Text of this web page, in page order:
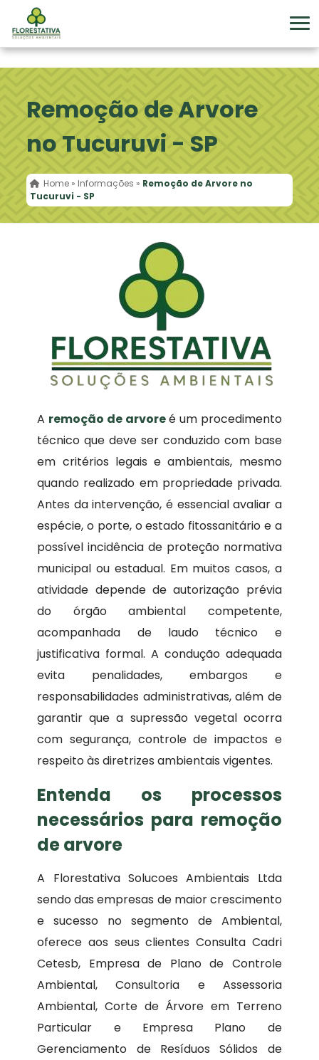
Remoção de Arvore
no Tucuruvi - SP
Home » Informações » Remoção de Arvore no
Tucuruvi - SP
A remoção de arvoreé um procedimento
técnico que deve ser conduzido com base
em critérios legais e ambientais, mesmo
quando realizado em propriedade privada.
Antes da intervenção, é essencial avaliar a
espécie, o porte, o estado fitossanitário e a
possível incidência de proteção normativa
municipal ou estadual. Em muitos casos, a
atividade depende de autorização prévia
do órgão ambiental competente,
acompanhada de laudo técnico e
justificativa formal. A condução adequada
evita penalidades, embargos e
responsabilidades administrativas, além de
garantir que a supressão vegetal ocorra
com segurança, controle de impactos e
respeito às diretrizes ambientais vigentes.
Entenda os processos
necessários para remoção
de arvore
A Florestativa Solucoes Ambientais Ltda
sendo das empresas de maior crescimento
e sucesso no segmento de Ambiental,
oferece aos seus clientes Consulta Cadri
Cetesb, Empresa de Plano de Controle
Ambiental, Consultoria e Assessoria
Ambiental, Corte de Árvore em Terreno
Particular e Empresa Plano de
Gerenciamento de Resíduos Sólidos de